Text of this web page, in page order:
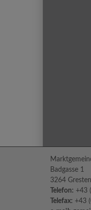
Badgasse 1
3264 Gresten
Telefon: +43
Telefax: +43